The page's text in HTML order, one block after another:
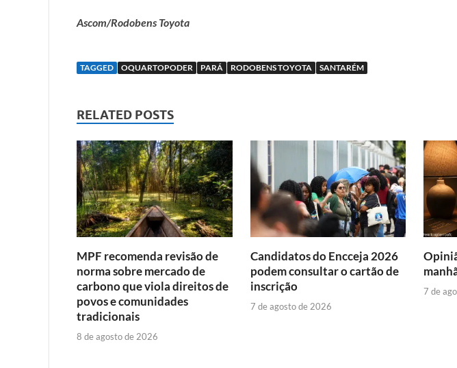
Ascom/Rodobens Toyota
TAGGED OQUARTOPODER PARÁ RODOBENS TOYOTA SANTARÉM
RELATED POSTS
MPF recomenda revisão de
norma sobre mercado de
carbono que viola direitos de
povos e comunidades
tradicionais
8 de agosto de 2026
Candidatos do Encceja 2026
podem consultar o cartão de
inscrição
7 de agosto de 2026
7 de